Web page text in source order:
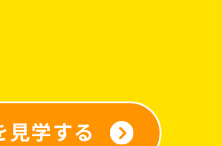
見学する